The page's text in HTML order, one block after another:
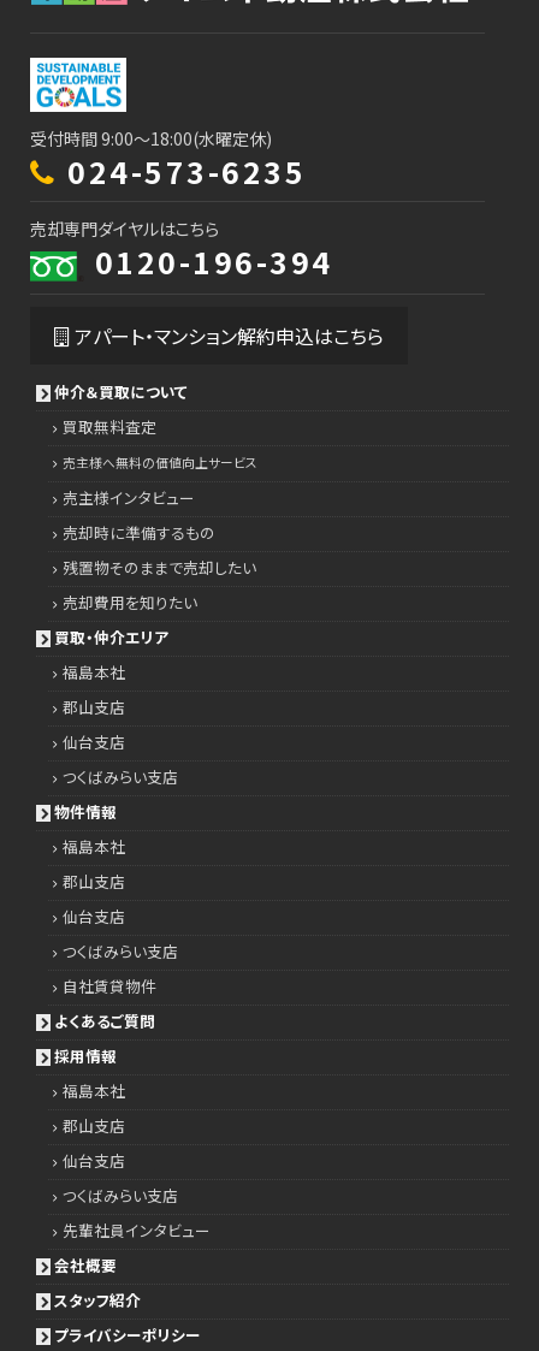
受付時間 9:00～18:00(水曜定休)
024-573-6235
売却専門ダイヤルはこちら
0120-196-394
アパート・マンション解約申込はこちら
仲介＆買取について
買取無料査定
売主様へ無料の価値向上サービス
売主様インタビュー
売却時に準備するもの
残置物そのままで売却したい
売却費用を知りたい
買取・仲介エリア
福島本社
郡山支店
仙台支店
つくばみらい支店
物件情報
福島本社
郡山支店
仙台支店
つくばみらい支店
自社賃貸物件
よくあるご質問
採用情報
福島本社
郡山支店
仙台支店
つくばみらい支店
先輩社員インタビュー
会社概要
スタッフ紹介
プライバシーポリシー